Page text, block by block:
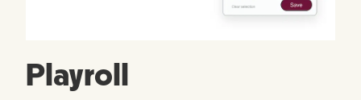
Playroll